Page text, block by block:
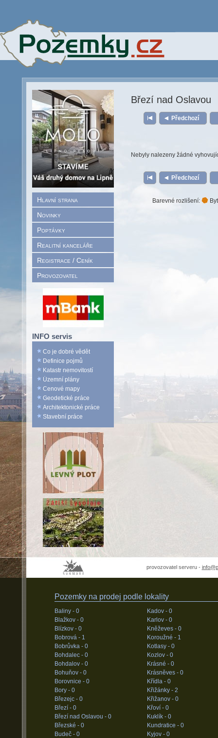
Hlavní strana
Novinky
Poptávky
Realitní kanceláře
Registrace / Ceník
Provozovatel
INFO servis
Co je dobré vědět
Definice pojmů
Katastr nemovitostí
Územní plány
Cenové mapy
Geodetické práce
Architektonické práce
Stavební práce
Březí nad Oslavou
Předchozí
Nebyly nalezeny žádné
Předchozí
Barevné rozlišení:
provozovatel serveru -
Pozemky na prodej podle lokality
Baliny - 0
Blažkov - 0
Blízkov - 0
Bobrová - 1
Bobrůvka - 0
Bohdalec - 0
Bohdalov - 0
Bohuňov - 0
Borovnice - 0
Bory - 0
Březejc - 0
Březí - 0
Březí nad Oslavou - 0
Březské - 0
Budeč - 0
Kadov - 0
Karlov - 0
Kněževes - 0
Koroužné - 1
Kotlasy - 0
Kozlov - 0
Krásné - 0
Krásněves - 0
Křídla - 0
Křižánky - 2
Křižanov - 0
Křoví - 0
Kuklík - 0
Kundratice - 0
Kyjov - 0